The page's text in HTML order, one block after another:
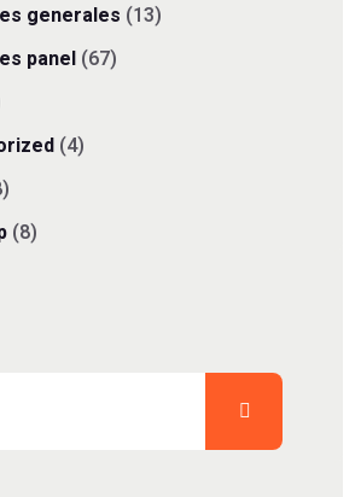
generales (13)
panel (67)
(4)
(8)